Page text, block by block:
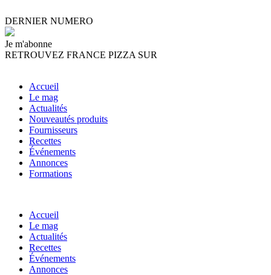
DERNIER NUMERO
Je m'abonne
RETROUVEZ FRANCE PIZZA SUR
Accueil
Le mag
Actualités
Nouveautés produits
Fournisseurs
Recettes
Événements
Annonces
Formations
Accueil
Le mag
Actualités
Recettes
Événements
Annonces